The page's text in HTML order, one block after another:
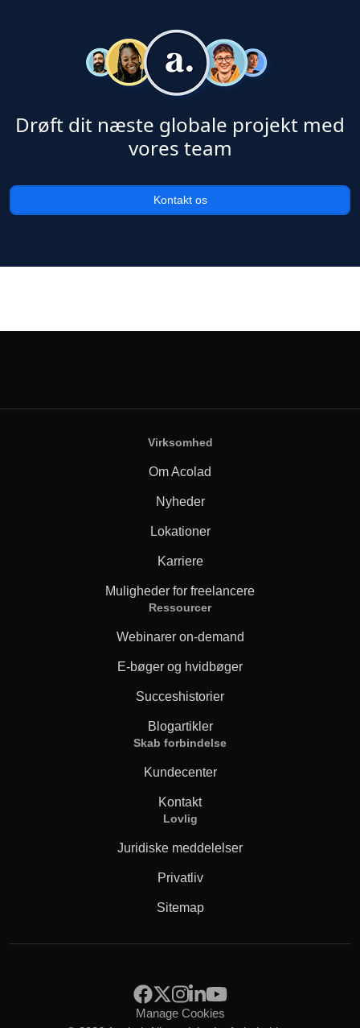
Drøft dit næste globale projekt med
vores team
Kontakt os
Virksomhed
Om Acolad
Nyheder
Lokationer
Karriere
Muligheder for freelancere
Ressourcer
Webinarer on-demand
E-bøger og hvidbøger
Succeshistorier
Blogartikler
Skab forbindelse
Kundecenter
Kontakt
Lovlig
Juridiske meddelelser
Privatliv
Sitemap
Manage Cookies